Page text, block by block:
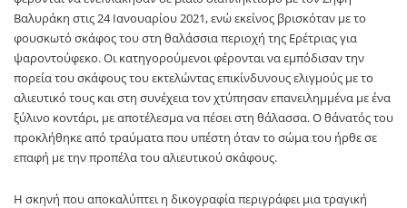
Βαλυράκη στις 24 Ιανουαρίου 2021, ενώ εκείνος βρισκόταν με το
φουσκωτό σκάφος του στη θαλάσσια περιοχή της Ερέτριας για
ψαροντούφεκο. Οι κατηγορούμενοι φέρονται να εμπόδισαν την
πορεία του σκάφους του εκτελώντας επικίνδυνους ελιγμούς με το
αλιευτικό τους και στη συνέχεια τον χτύπησαν επανειλημμένα με ένα
ξύλινο κοντάρι, με αποτέλεσμα να πέσει στη θάλασσα. Ο θάνατός του
προκλήθηκε από τραύματα που υπέστη όταν το σώμα του ήρθε σε
επαφή με την προπέλα του αλιευτικού σκάφους.
Η σκηνή που αποκαλύπτει η δικογραφία περιγράφει μια τραγική